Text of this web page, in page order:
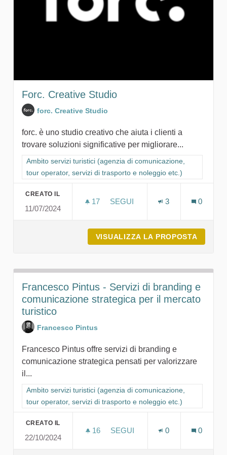
Forc. Creative Studio
forc. Creative Studio
forc. è uno studio creativo che aiuta i clienti a
trovare soluzioni significative per migliorare...
Filtra i risultati per categoria: Ambito servizi turistici (agenzia
Ambito servizi turistici (agenzia di comunicazione,
tour operator, servizi di trasporto e noleggio etc.)
CREATO IL
11/07/2024
17 17 SOSTENITORI
SEGUI
3 0
VISUALIZZA LA PROPOSTA
Francesco Pintus - Servizi di branding e
comunicazione strategica per il mercato
turistico
Francesco Pintus
Francesco Pintus offre servizi di branding e
comunicazione strategica pensati per valorizzare
il...
Filtra i risultati per categoria: Ambito servizi turistici (agenzia
Ambito servizi turistici (agenzia di comunicazione,
tour operator, servizi di trasporto e noleggio etc.)
CREATO IL
22/10/2024
16 16 SOSTENITORI
SEGUI
0 0